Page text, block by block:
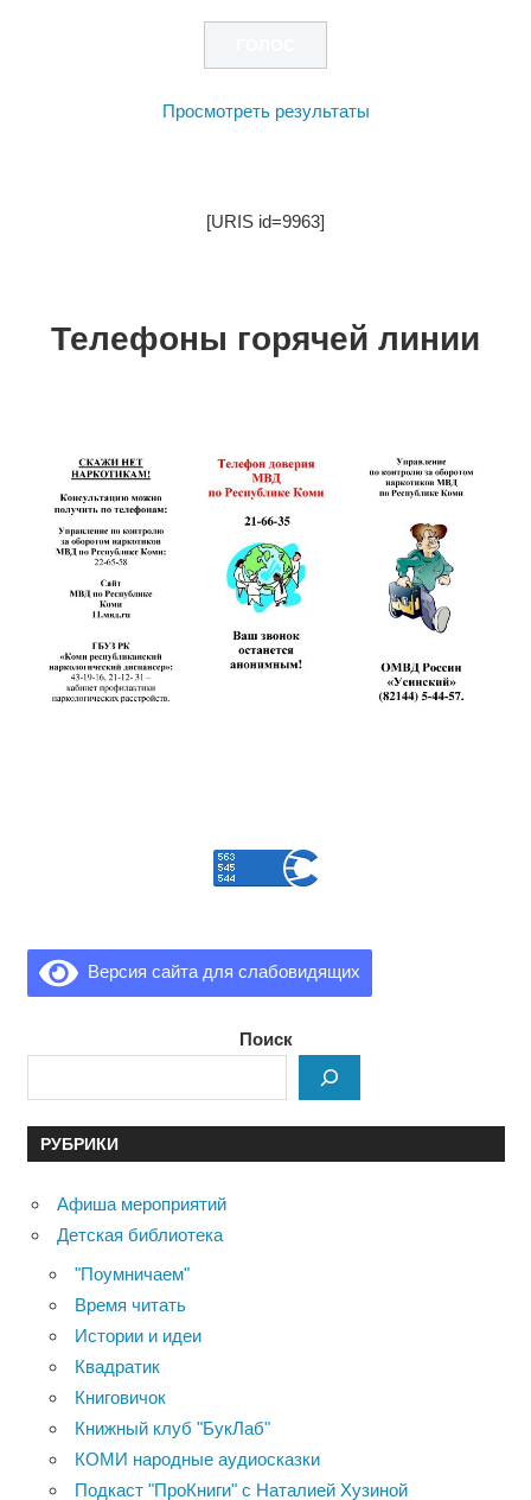
Просмотреть результаты
[URIS id=9963]
Телефоны горячей линии
Версия сайта для слабовидящих
Поиск
РУБРИКИ
Афиша мероприятий
Детская библиотека
"Поумничаем"
Время читать
Истории и идеи
Квадратик
Книговичок
Книжный клуб "БукЛаб"
КОМИ народные аудиосказки
Подкаст "ПроКниги" с Наталией Хузиной